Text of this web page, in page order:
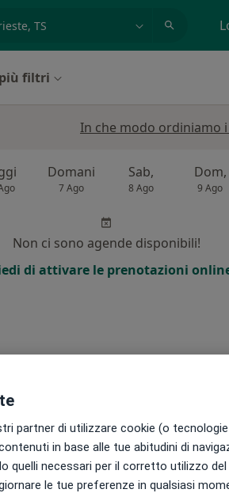
filtri
In che modo ordiniamo
Domani
7 Ago
Sab,
8 Ago
Dom,
9 Ago
Non ci sono agende disponibili!
di attivare le prenotazioni
Domani
7 Ago
Sab,
8 Ago
Dom,
9 Ago
partner di utilizzare cookie (o
in base alle tue abitudini di
quelli necessari per il corretto utilizzo
le tue preferenze in qualsiasi